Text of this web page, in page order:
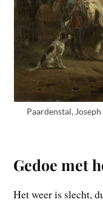
Paardenstal,
Gedoe met
Het weer is slecht,